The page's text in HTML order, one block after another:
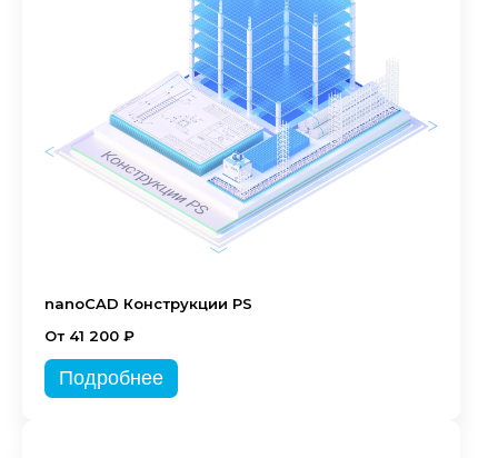
nanoCAD Конструкции PS
От 41 200 ₽
Подробнее